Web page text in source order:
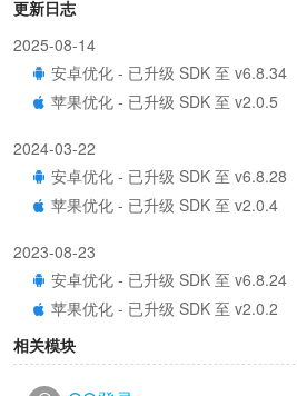
更新日志
2025-08-14
安卓优化 - 已升级 SDK 至 v6.8.34
苹果优化 - 已升级 SDK 至 v2.0.5
2024-03-22
安卓优化 - 已升级 SDK 至 v6.8.28
苹果优化 - 已升级 SDK 至 v2.0.4
2023-08-23
安卓优化 - 已升级 SDK 至 v6.8.24
苹果优化 - 已升级 SDK 至 v2.0.2
2023-02-27
安卓优化 - 已升级 SDK 至 v6.8.9
相关模块